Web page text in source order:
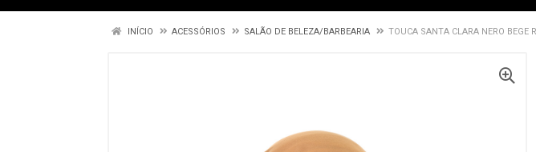
INÍCIO ACESSÓRIOS SALÃO DE BELEZA/BARBEARIA TOUCA SANTA CLARA NERO BEGE